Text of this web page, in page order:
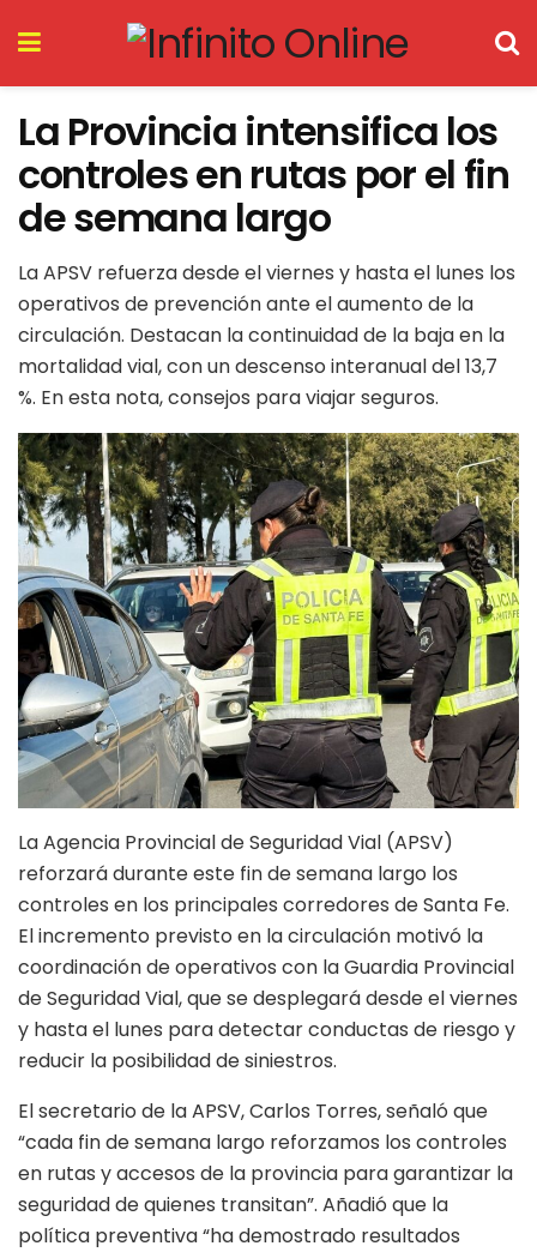
La Provincia intensifica los
controles en rutas por el fin
de semana largo
La APSV refuerza desde el viernes y hasta el lunes los
operativos de prevención ante el aumento de la
circulación. Destacan la continuidad de la baja en la
mortalidad vial, con un descenso interanual del 13,7
%. En esta nota, consejos para viajar seguros.
La Agencia Provincial de Seguridad Vial (APSV)
reforzará durante este fin de semana largo los
controles en los principales corredores de Santa Fe.
El incremento previsto en la circulación motivó la
coordinación de operativos con la Guardia Provincial
de Seguridad Vial, que se desplegará desde el viernes
y hasta el lunes para detectar conductas de riesgo y
reducir la posibilidad de siniestros.
El secretario de la APSV, Carlos Torres, señaló que
“cada fin de semana largo reforzamos los controles
en rutas y accesos de la provincia para garantizar la
seguridad de quienes transitan”. Añadió que la
política preventiva “ha demostrado resultados